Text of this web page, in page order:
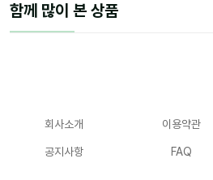
함께 많이 본 상품
회사소개 이용약관
공지사항 FAQ